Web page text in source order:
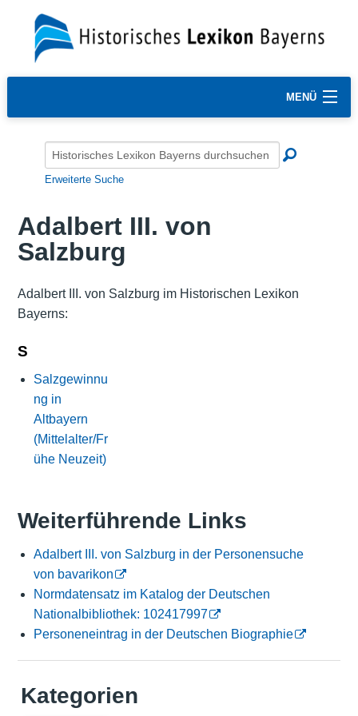
MENÜ
Erweiterte Suche
Adalbert III. von
Salzburg
Adalbert III. von Salzburg im Historischen Lexikon
Bayerns:
S
Salzgewinnu
ng in
Altbayern
(Mittelalter/Fr
ühe Neuzeit)
Weiterführende Links
Adalbert III. von Salzburg in der Personensuche
von bavarikon
Normdatensatz im Katalog der Deutschen
Nationalbibliothek: 102417997
Personeneintrag in der Deutschen Biographie
Kategorien